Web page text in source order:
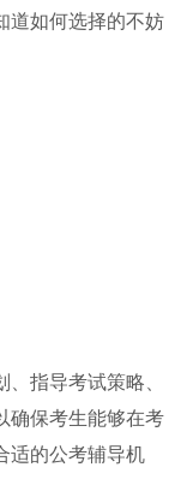
道如何选择的不妨
指导考试策略、
确保考生能够在考
适的公考辅导机